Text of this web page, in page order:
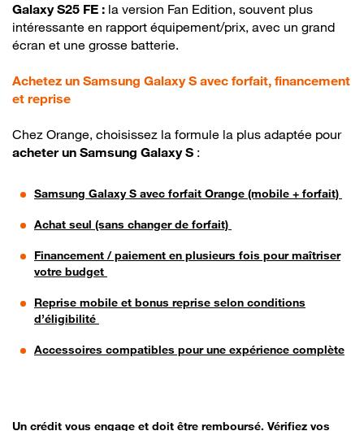
Galaxy S25 FE : la version Fan Edition, souvent plus
intéressante en rapport équipement/prix, avec un grand
écran et une grosse batterie.
Achetez un Samsung Galaxy S avec forfait, financement
et reprise
Chez Orange, choisissez la formule la plus adaptée pour
acheter un Samsung Galaxy S :
Samsung Galaxy S avec forfait Orange (mobile + forfait)
Achat seul (sans changer de forfait)
Financement / paiement en plusieurs fois pour maîtriser
votre budget
Reprise mobile et bonus reprise selon conditions
d’éligibilité
Accessoires compatibles pour une expérience complète
Un crédit vous engage et doit être remboursé. Vérifiez vos